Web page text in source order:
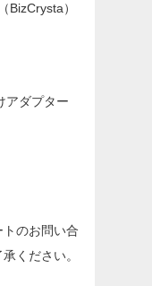
BizCrysta）
アダプター
のお問い合
ください。